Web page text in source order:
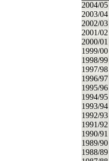
2004/05
2003/04
2002/03
2001/02
2000/01
1999/00
1998/99
1997/98
1996/97
1995/96
1994/95
1993/94
1992/93
1991/92
1990/91
1989/90
1988/89